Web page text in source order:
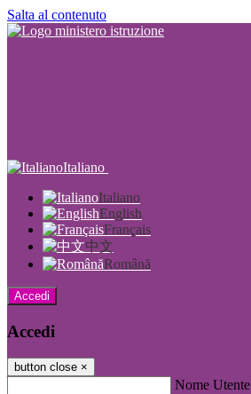
Salta al contenuto
Italiano
Italiano
English
Français
中文
Română
Accedi
Accedi
button close ×
Nome Utente